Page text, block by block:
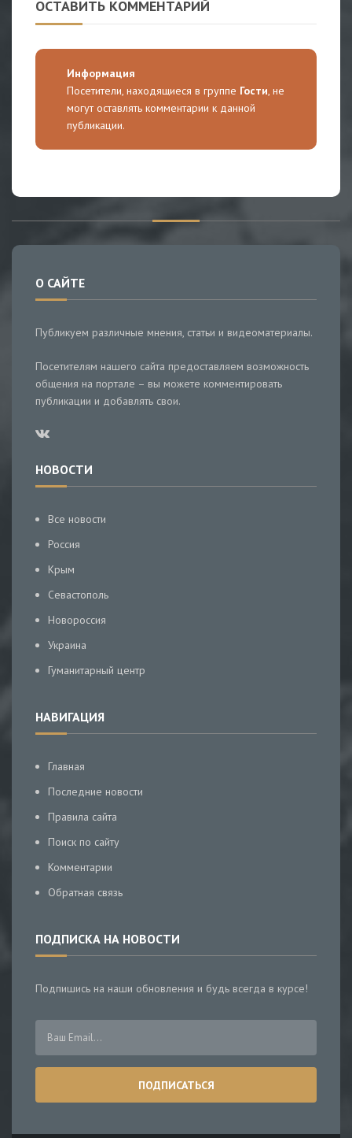
ОСТАВИТЬ КОММЕНТАРИЙ
Информация
Посетители, находящиеся в группе Гости, не
могут оставлять комментарии к данной
публикации.
О САЙТЕ
Публикуем различные мнения, статьи и видеоматериалы.
Посетителям нашего сайта предоставляем возможность
общения на портале – вы можете комментировать
публикации и добавлять свои.
НОВОСТИ
Все новости
Россия
Крым
Севастополь
Новороссия
Украина
Гуманитарный центр
НАВИГАЦИЯ
Главная
Последние новости
Правила сайта
Поиск по сайту
Комментарии
Обратная связь
ПОДПИСКА НА НОВОСТИ
Подпишись на наши обновления и будь всегда в курсе!